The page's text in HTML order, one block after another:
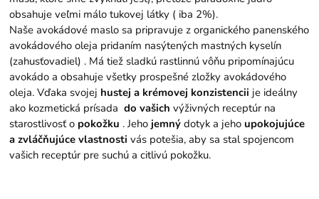
obsahuje veľmi málo tukovej látky ( iba 2%).
Naše avokádové maslo sa pripravuje z organického panenského
avokádového oleja pridaním nasýtených mastných kyselín
(zahusťovadiel) . Má tiež sladkú rastlinnú vôňu pripomínajúcu
avokádo a obsahuje všetky prospešné zložky avokádového
oleja. Vďaka svojej hustej a krémovej konzistencii je ideálny
ako kozmetická prísadado vašich výživných receptúr na
starostlivosť o pokožku . Jeho jemný dotyk a jeho upokojujúce
a zvláčňujúce vlastnosti vás potešia, aby sa stal spojencom
vašich receptúr pre suchú a citlivú pokožku.